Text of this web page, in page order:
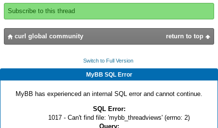
Subscribe to this thread
return to top
curl global community
Switch to Full Version
MyBB SQL Error
MyBB has experienced an internal SQL error and cannot continue.
SQL Error:
1017 - Can't find file: 'mybb_threadviews' (errno: 2)
Query: